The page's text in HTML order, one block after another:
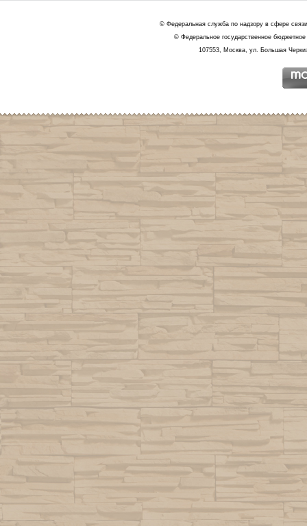
© Федеральная служба по надзору в сфере
© Федеральное государственное
107553, Москва, ул. Большая